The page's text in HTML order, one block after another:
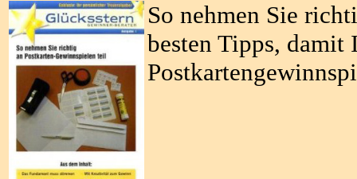
So nehmen Sie
besten Tipps,